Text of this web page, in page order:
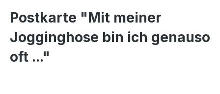
Postkarte "Mit meiner
Jogginghose bin ich genauso
oft ..."